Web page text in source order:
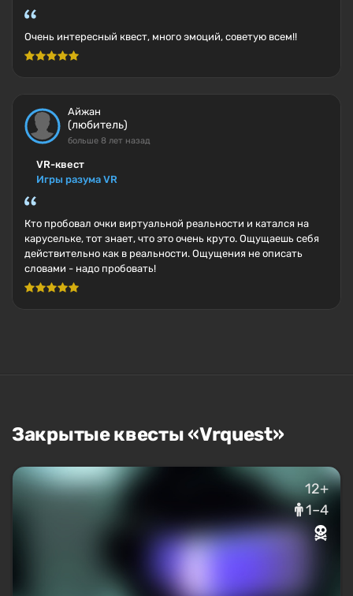
Очень интересный квест, много эмоций, советую всем!!
Айжан
(любитель)
больше 8 лет назад
VR-квест
Игры разума VR
Кто пробовал очки виртуальной реальности и катался на
карусельке, тот знает, что это очень круто. Ощущаешь себя
действительно как в реальности. Ощущения не описать
словами - надо пробовать!
Закрытые квесты «Vrquest»
12+
1–4